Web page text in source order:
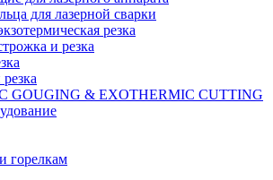
для лазерной сварки
резка
и резка
GOUGING & EXOTHERMIC CUTTING
горелкам